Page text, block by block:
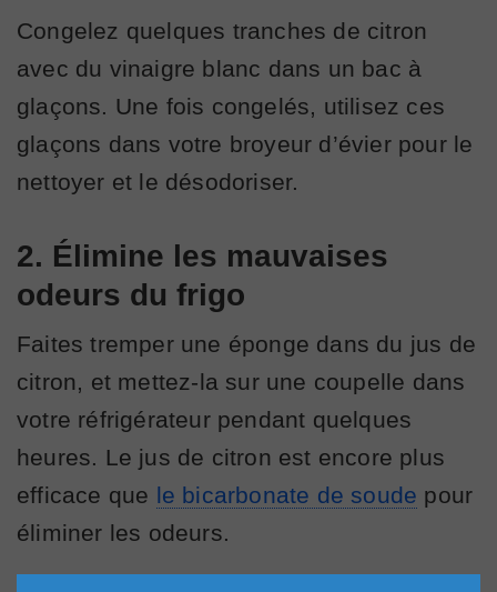
Congelez quelques tranches de citron
avec du vinaigre blanc dans un bac à
glaçons. Une fois congelés, utilisez ces
glaçons dans votre broyeur d’évier pour le
nettoyer et le désodoriser.
2. Élimine les mauvaises
odeurs du frigo
Faites tremper une éponge dans du jus de
citron, et mettez-la sur une coupelle dans
votre réfrigérateur pendant quelques
heures. Le jus de citron est encore plus
efficace que le bicarbonate de soude pour
éliminer les odeurs.